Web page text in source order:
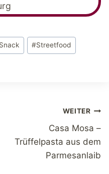
Snack #Streetfood
WEITER
Casa Mosa –
Trüffelpasta aus dem
Parmesanlaib